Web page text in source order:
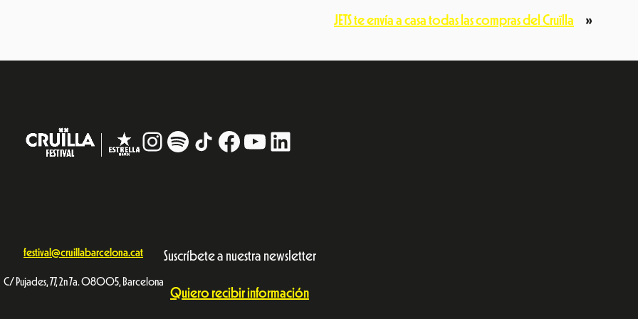
JETS te envía a casa todas las compras del Cruïlla »
Instagram
# TikTokFacebook
YouTube
LinkedIn
festival@cruillabarcelona.cat
C/ Pujades, 77, 2n 7a. 08005, Barcelona
Suscríbete a nuestra newsletter
Quiero recibir información